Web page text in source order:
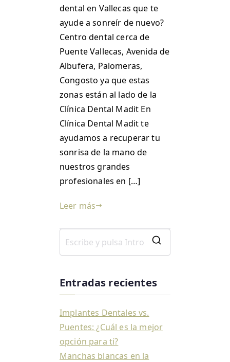
dental en Vallecas que te
ayude a sonreír de nuevo?
Centro dental cerca de
Puente Vallecas, Avenida de
Albufera, Palomeras,
Congosto ya que estas
zonas están al lado de la
Clínica Dental Madit En
Clínica Dental Madit te
ayudamos a recuperar tu
sonrisa de la mano de
nuestros grandes
profesionales en […]
Leer más
Entradas recientes
Implantes Dentales vs.
Puentes: ¿Cuál es la mejor
opción para ti?
Manchas blancas en la